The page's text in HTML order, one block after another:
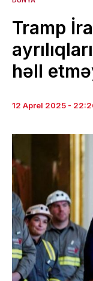
Tramp
həll
12 Aprel 2025 -